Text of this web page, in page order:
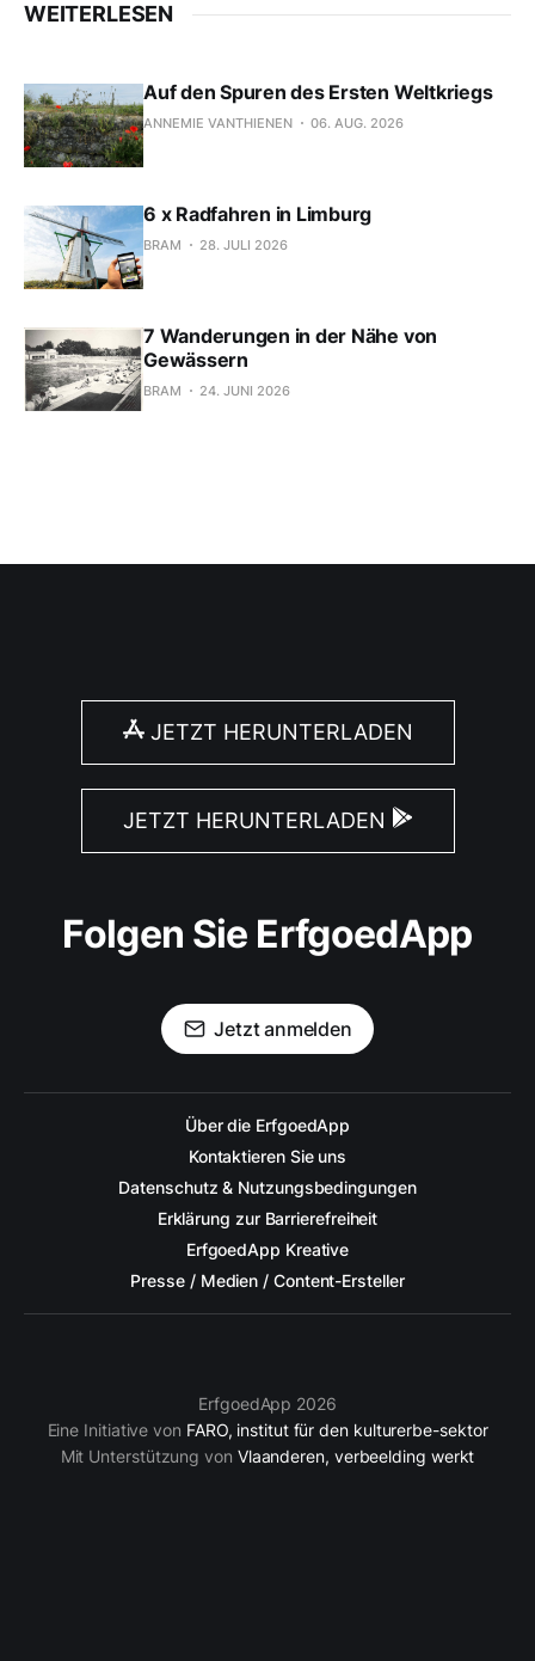
WEITERLESEN
Auf den Spuren des Ersten Weltkriegs
ANNEMIE VANTHIENEN 06. AUG. 2026
6 x Radfahren in Limburg
BRAM 28. JULI 2026
7 Wanderungen in der Nähe von
Gewässern
BRAM 24. JUNI 2026
JETZT HERUNTERLADEN
JETZT HERUNTERLADEN
Folgen Sie ErfgoedApp
Jetzt anmelden
Über die ErfgoedApp
Kontaktieren Sie uns
Datenschutz & Nutzungsbedingungen
Erklärung zur Barrierefreiheit
ErfgoedApp Kreative
Presse / Medien / Content-Ersteller
ErfgoedApp 2026
Eine Initiative von FARO, institut für den kulturerbe-sektor
Mit Unterstützung von Vlaanderen, verbeelding werkt